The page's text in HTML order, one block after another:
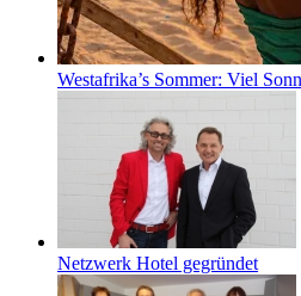
Westafrika’s Sommer: Viel
Netzwerk Hotel gegründet